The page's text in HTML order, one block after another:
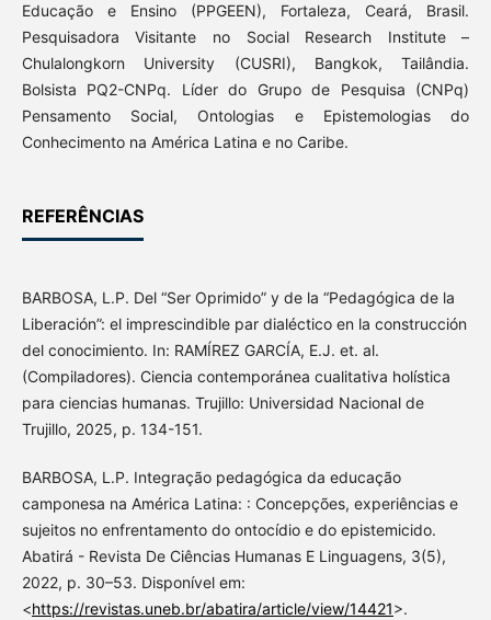
Educação e Ensino (PPGEEN), Fortaleza, Ceará, Brasil.
Pesquisadora Visitante no Social Research Institute –
Chulalongkorn University (CUSRI), Bangkok, Tailândia.
Bolsista PQ2-CNPq. Líder do Grupo de Pesquisa (CNPq)
Pensamento Social, Ontologias e Epistemologias do
Conhecimento na América Latina e no Caribe.
REFERÊNCIAS
BARBOSA, L.P. Del “Ser Oprimido” y de la “Pedagógica de la
Liberación”: el imprescindible par dialéctico en la construcción
del conocimiento. In: RAMÍREZ GARCÍA, E.J. et. al.
(Compiladores). Ciencia contemporánea cualitativa holística
para ciencias humanas. Trujillo: Universidad Nacional de
Trujillo, 2025, p. 134-151.
BARBOSA, L.P. Integração pedagógica da educação
camponesa na América Latina: : Concepções, experiências e
sujeitos no enfrentamento do ontocídio e do epistemicido.
Abatirá - Revista De Ciências Humanas E Linguagens, 3(5),
2022, p. 30–53. Disponível em:
<https://revistas.uneb.br/abatira/article/view/14421>.